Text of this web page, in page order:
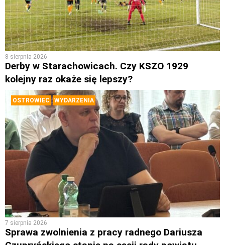
8 sierpnia 2026
Derby w Starachowicach. Czy KSZO 1929
kolejny raz okaże się lepszy?
OSTROWIEC WYDARZENIA
7 sierpnia 2026
Sprawa zwolnienia z pracy radnego Dariusza